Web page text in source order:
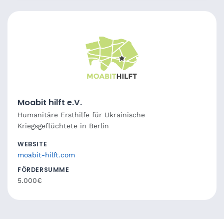
Moabit hilft e.V.
Humanitäre Ersthilfe für Ukrainische
Kriegsgeflüchtete in Berlin
WEBSITE
moabit-hilft.com
FÖRDERSUMME
5.000€